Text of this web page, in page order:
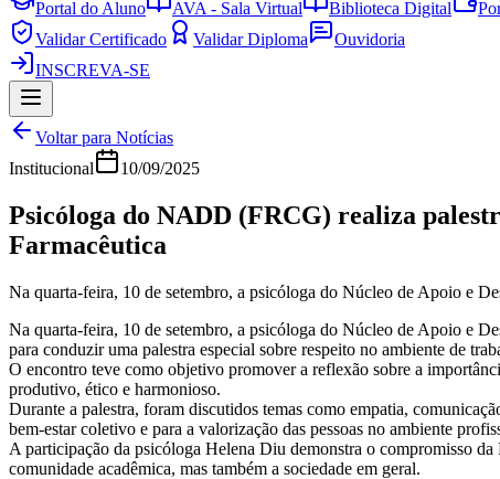
Portal do Aluno
AVA - Sala Virtual Biblioteca Digital
Validar Certificado
Validar Diploma
Ouvidoria
INSCREVA-SE
Voltar para Notícias
Institucional
10/09/2025
Psicóloga do NADD (FRCG) realiza
Farmacêutica
Na quarta-feira, 10 de setembro, a psicóloga do Núcleo de Apoio e
Na quarta-feira, 10 de setembro, a psicóloga do Núcleo de Apoio e
para conduzir uma palestra especial sobre respeito no ambiente de
O encontro teve como objetivo promover a reflexão sobre a
produtivo, ético e harmonioso.
Durante a palestra, foram discutidos temas como empatia,
bem-estar coletivo e para a valorização das pessoas no ambiente
A participação da psicóloga Helena Diu demonstra o compromisso
comunidade acadêmica, mas também a sociedade em geral.